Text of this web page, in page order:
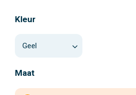
Kleur
Maat